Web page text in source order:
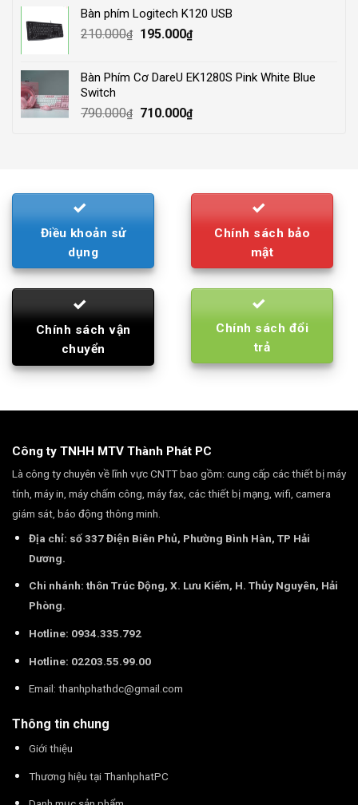
4.000.000₫.3.500.000₫.
Bàn phím Logitech K120 USB
210.000₫
Original
210.000₫.
195.000₫Current
195.000₫.
Bàn Phím Cơ DareU EK1280S Pink White Blue
Switch
790.000₫
Original
710.000₫Current
Điều khoản sử
dụng
Chính sách bảo
mật
Chính sách vận
chuyển
Chính sách đổi
trả
Công ty TNHH MTV Thành Phát PC
Là công ty chuyên về lĩnh vực CNTT bao gồm: cung cấp các thiết bị máy
tính, máy in, máy chấm công, máy fax, các thiết bị mạng, wifi, camera
giám sát, báo động thông minh.
Địa chỉ: số 337 Điện Biên Phủ, Phường Bình Hàn, TP Hải
Dương.
Chi nhánh: thôn Trúc Động, X. Lưu Kiếm, H. Thủy Nguyên, Hải
Phòng.
Hotline: 0934.335.792
Hotline: 02203.55.99.00
Email: thanhphathdc@gmail.com
Thông tin chung
Giới thiệu
Thương hiệu tại ThanhphatPC